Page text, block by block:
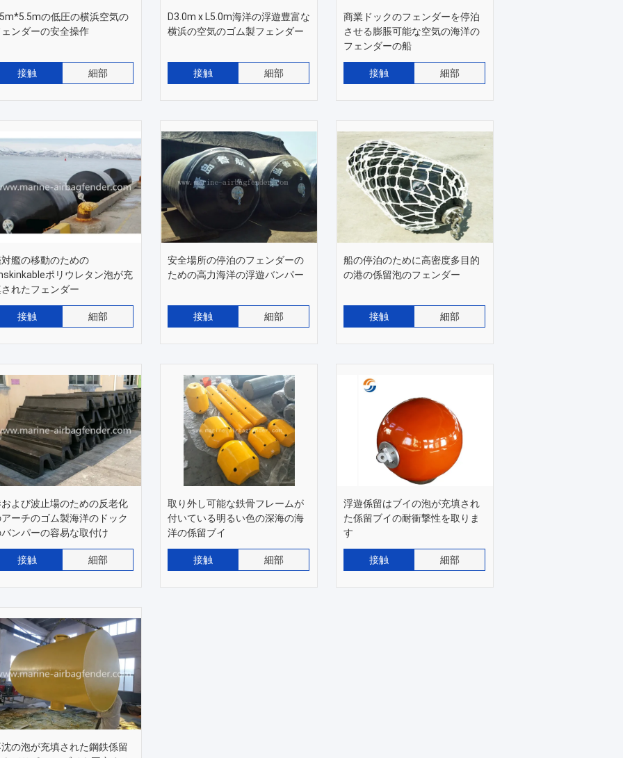
の低圧の横浜空気の
ンダーの安全操作
接触 細部
D3.0m x L5.0m海洋の浮遊豊富な
横浜の空気のゴム製フェンダー
接触 細部
商業ドックのフェンダーを停泊
させる膨脹可能な空気の海洋の
フェンダーの船
接触 細部
艦の移動のための
ポリウレタン泡が充
れたフェンダー
接触 細部
安全場所の停泊のフェンダーの
ための高力海洋の浮遊バンパー
接触 細部
船の停泊のために高密度多目的
の港の係留泡のフェンダー
接触 細部
よび波止場のための反老化
ーチのゴム製海洋のドック
ンパーの容易な取付け
接触 細部
取り外し可能な鉄骨フレームが
付いている明るい色の深海の海
洋の係留ブイ
接触 細部
浮遊係留はブイの泡が充填され
た係留ブイの耐衝撃性を取りま
す
接触 細部
の泡が充填された鋼鉄係留